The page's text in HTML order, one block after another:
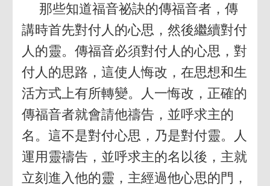
那些知道福音祕訣的傳福音者，傳
講時首先對付人的心思，然後繼續對付
人的靈。傳福音必須對付人的心思，對
付人的思路，這使人悔改，在思想和生
活方式上有所轉變。人一悔改，正確的
傳福音者就會請他禱告，並呼求主的
名。這不是對付心思，乃是對付靈。人
運用靈禱告，並呼求主的名以後，主就
立刻進入他的靈，主經過他心思的門，